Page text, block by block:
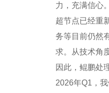
力，充满信心。
超节点已经重
务等目前仍然
求。从技术角
因此，鲲鹏处
2026年Q1，